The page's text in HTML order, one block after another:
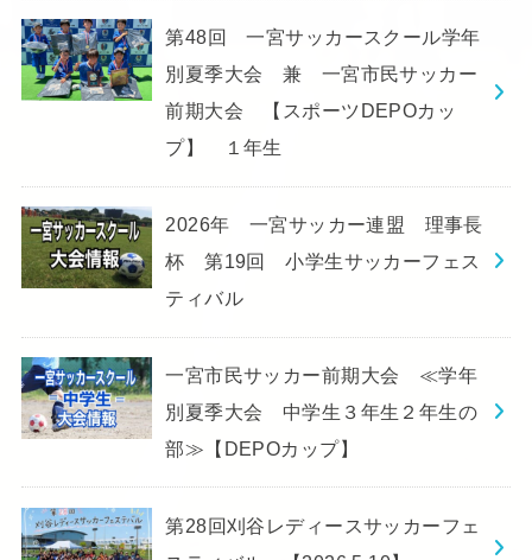
第48回 一宮サッカースクール学年
別夏季大会 兼 一宮市民サッカー
前期大会 【スポーツDEPOカッ
プ】 １年生
2026年 一宮サッカー連盟 理事長
杯 第19回 小学生サッカーフェス
ティバル
一宮市民サッカー前期大会 ≪学年
別夏季大会 中学生３年生２年生の
部≫【DEPOカップ】
第28回刈谷レディースサッカーフェ